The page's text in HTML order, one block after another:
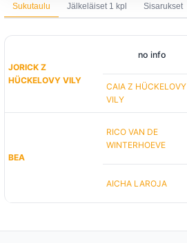
Sukutaulu Jälkeläiset 1 kpl Sisarukset
JORICK Z
HÜCKELOVY VILY
no info
CAIA Z HÜCKELOVY
VILY
BEA
RICO VAN DE
WINTERHOEVE
AICHA LAROJA